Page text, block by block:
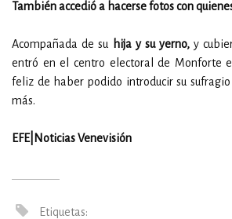
También accedió a hacerse fotos con
Acompañada de su hija y su yerno, y
entró en el centro electoral de Monforte
feliz de haber podido introducir su
más.
EFE|Noticias Venevisión
Etiquetas: